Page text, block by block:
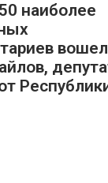
наиболее
вошел